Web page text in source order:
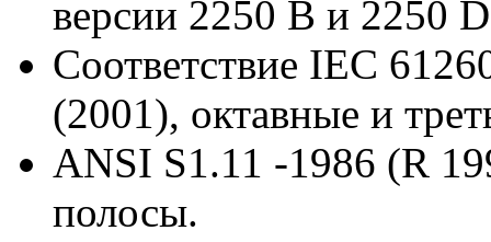
версии 2250 B и 2250 D
Соответствие IEC
(2001), октавные и
ANSI S1.11 -1986 (R
полосы.